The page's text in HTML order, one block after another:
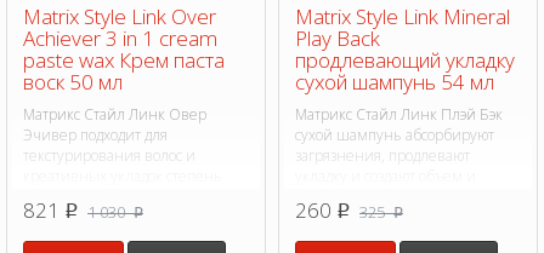
Matrix Style Link Over
Achiever 3 in 1 cream
paste wax Крем паста
воск 50 мл
Матрикс Стайл Линк Овер
Эчивер подходит для
текстурирования волос и
821 p 1 030 p
Matrix Style Link Mineral
Play Back
продлевающий укладку
сухой шампунь 54 мл
Матрикс Стайл Линк Плэй Бэк
сухой шампунь абсорбируют
загрязнения, продлевают
260 p 325 p